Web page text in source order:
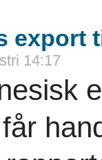
export
14:17